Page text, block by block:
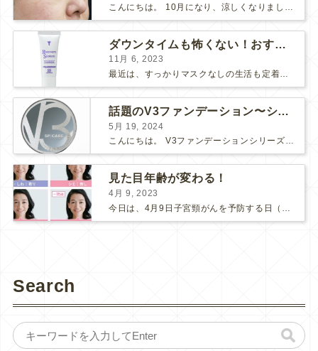
ダウンタイムも怖くない！おすすめコスメ2選！
11月 6, 2023
最近は、すっかりマスクなしの生活も定着してきましたね。 マスク必須の時は面倒だし、息苦しいし、早くマスクなしの生活に戻らないかな～と思っていましたが、そんなマスク生活にもメリットがありました。そ...
話題のV3ファンデーション〜シャイニングVSブリリアント〜
5月 19, 2024
こんにちは。 V3ファンデーションシリーズより新たなシリーズが入荷しました！ 【V3ブリリアントファンデーション】です♪ V3シリーズの推しポイント まずは、「エキサイティング」「シャイニング...
見た目年齢が変わる！
4月 9, 2023
Search